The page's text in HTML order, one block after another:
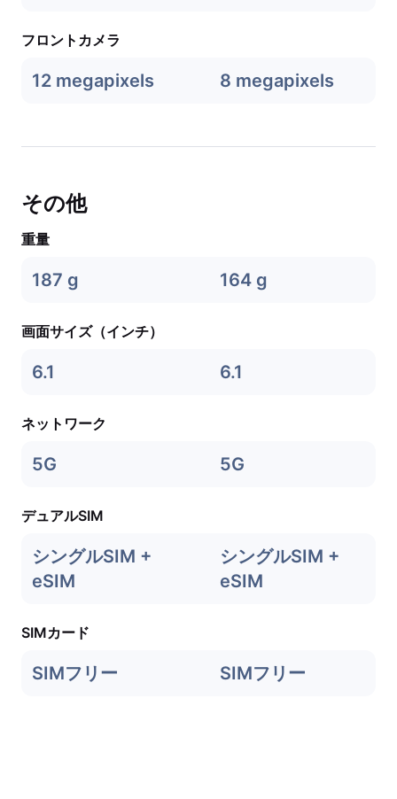
フロントカメラ
12 megapixels 8 megapixels
その他
重量
187 g 164 g
画面サイズ（インチ）
6.1 6.1
ネットワーク
5G 5G
デュアルSIM
シングルSIM +
eSIM
シングルSIM +
eSIM
SIMカード
SIMフリー SIMフリー